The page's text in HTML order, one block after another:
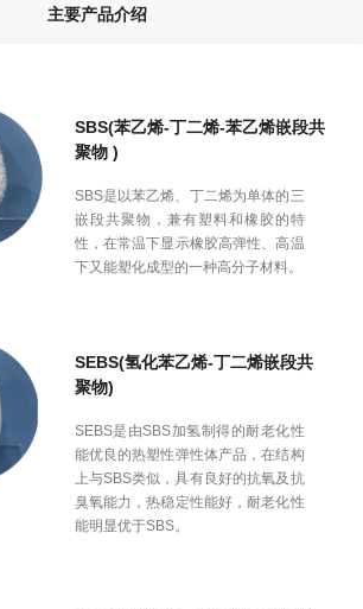
主要产品介绍
SBS(苯乙烯-丁二烯-苯乙烯嵌段共
聚物 )
SBS是以苯乙烯、丁二烯为单体的三
嵌段共聚物，兼有塑料和橡胶的特
性，在常温下显示橡胶高弹性、高温
下又能塑化成型的一种高分子材料。
SEBS(氢化苯乙烯-丁二烯嵌段共
聚物)
SEBS是由SBS加氢制得的耐老化性
能优良的热塑性弹性体产品，在结构
上与SBS类似，具有良好的抗氧及抗
臭氧能力，热稳定性能好，耐老化性
能明显优于SBS。